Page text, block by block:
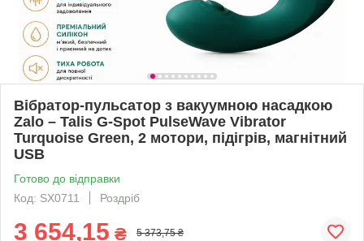
Вібратор-пульсатор з вакуумною насадкою
Zalo – Talis G-Spot PulseWave Vibrator
Turquoise Green, 2 мотори, підігрів, магнітний
USB
Готово до відправки
Код: SX0711
Роздріб
3 654,15 ₴ 5 373,75 ₴